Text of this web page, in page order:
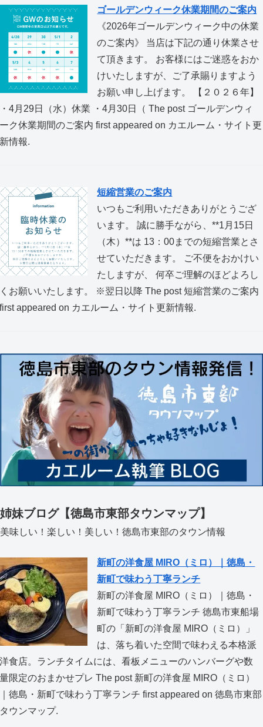
ゴールデンウィーク休業期間のご案内
《2026年ゴールデンウィーク中の休業
のご案内》 当店は下記の通り休業させ
て頂きます。 お客様にはご迷惑をおか
けいたしますが、ご了承賜りますよう
お願い申し上げます。 【２０２６年】
・4月29日（水）休業 ・4月30日（ The post ゴールデンウィ
ーク休業期間のご案内 first appeared on カエルーム・サイト更
新情報.
短縮営業のご案内
いつもご利用いただきありがとうござ
います。 誠に勝手ながら、**1月15日
（木）**は 13：00までの短縮営業とさ
せていただきます。 ご不便をおかけい
たしますが、 何卒ご理解のほどよろし
くお願いいたします。 ※翌日以降 The post 短縮営業のご案内
first appeared on カエルーム・サイト更新情報.
姉妹ブログ【徳島市東部タウンマップ】
美味しい！楽しい！美しい！徳島市東部のタウン情報
新町の洋食屋 MIRO（ミロ）｜徳島・
新町で味わう丁寧ランチ
新町の洋食屋 MIRO（ミロ）｜徳島・
新町で味わう丁寧ランチ 徳島市東船場
町の「新町の洋食屋 MIRO（ミロ）」
は、落ち着いた空間で味わえる本格派
洋食店。ランチタイムには、看板メニューのハンバーグや数
量限定のおまかせプレ The post 新町の洋食屋 MIRO（ミロ）
｜徳島・新町で味わう丁寧ランチ first appeared on 徳島市東部
タウンマップ.